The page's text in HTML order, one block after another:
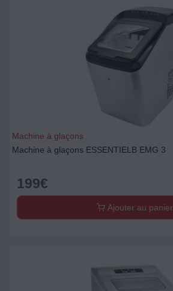
Machine à glaçons
Machine à glaçons ESSENTIELB EMG 3
199€
Ajouter au panier